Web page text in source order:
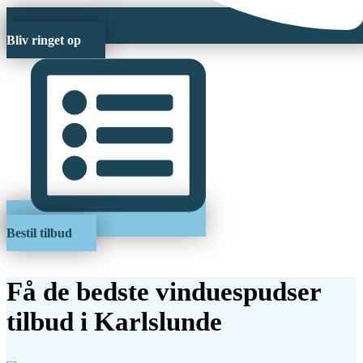
Bliv ringet op
Bestil tilbud
Få de bedste vinduespudser
tilbud i Karlslunde